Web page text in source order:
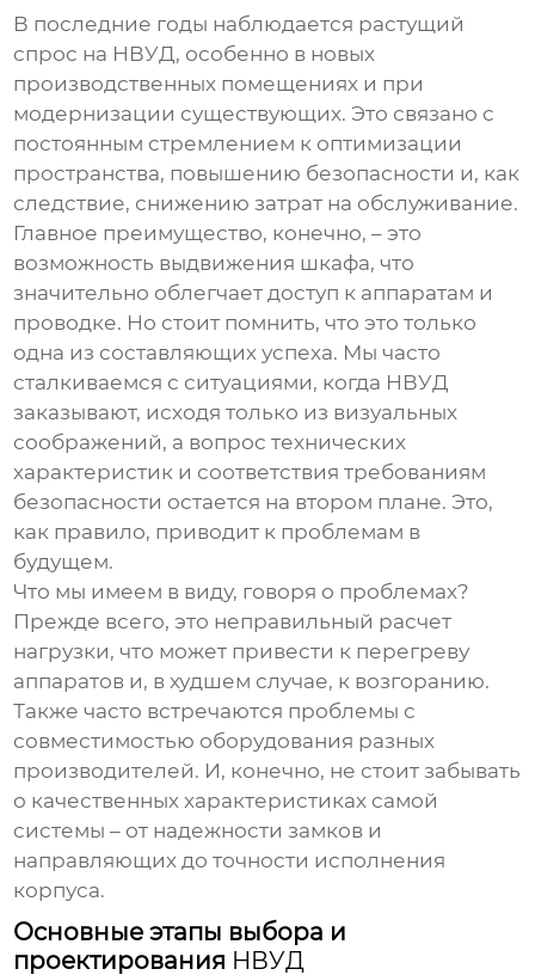
В последние годы наблюдается растущий
спрос на НВУД, особенно в новых
производственных помещениях и при
модернизации существующих. Это связано с
постоянным стремлением к оптимизации
пространства, повышению безопасности и, как
следствие, снижению затрат на обслуживание.
Главное преимущество, конечно, – это
возможность выдвижения шкафа, что
значительно облегчает доступ к аппаратам и
проводке. Но стоит помнить, что это только
одна из составляющих успеха. Мы часто
сталкиваемся с ситуациями, когда НВУД
заказывают, исходя только из визуальных
соображений, а вопрос технических
характеристик и соответствия требованиям
безопасности остается на втором плане. Это,
как правило, приводит к проблемам в
будущем.
Что мы имеем в виду, говоря о проблемах?
Прежде всего, это неправильный расчет
нагрузки, что может привести к перегреву
аппаратов и, в худшем случае, к возгоранию.
Также часто встречаются проблемы с
совместимостью оборудования разных
производителей. И, конечно, не стоит забывать
о качественных характеристиках самой
системы – от надежности замков и
направляющих до точности исполнения
корпуса.
Основные этапы выбора и
проектирования НВУД